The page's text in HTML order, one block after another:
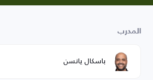
المدرب
باسكال يانسن